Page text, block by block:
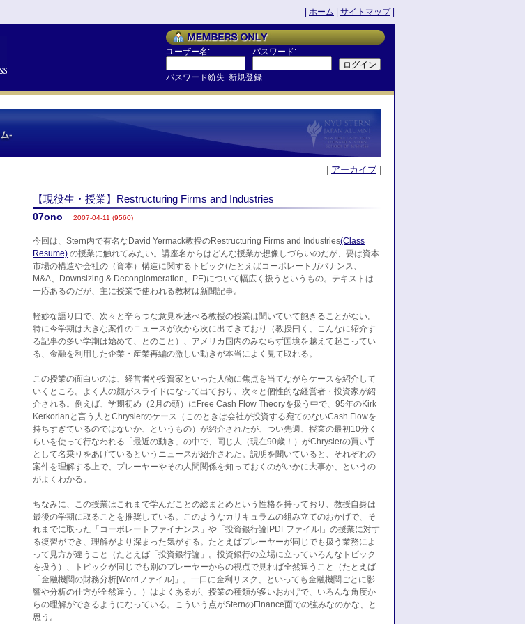
ホーム サイトマップ|
ユーザー名: パスワード:
パスワード紛失 新規登録
アーカイブ
【現役生・授業】Restructuring Firms and Industries
07ono 2007-04-11 (9560)
今回は、Stern内で有名なDavid Yermack教授のRestructuring Firms and Industries(Class
Resume) の授業に触れてみたい。講座名からはどんな授業か想像しづらいのだが、要は資本
市場の構造や会社の（資本）構造に関するトピック(たとえばコーポレートガバナンス、
M&A、Downsizing & Deconglomeration、PE)について幅広く扱うというもの。テキストは
一応あるのだが、主に授業で使われる教材は新聞記事。
軽妙な語り口で、次々と辛らつな意見を述べる教授の授業は聞いていて飽きることがない。
特に今学期は大きな案件のニュースが次から次に出てきており（教授曰く、こんなに紹介す
る記事の多い学期は始めて、とのこと）、アメリカ国内のみならず国境を越えて起こってい
る、金融を利用した企業・産業再編の激しい動きが本当によく見て取れる。
この授業の面白いのは、経営者や投資家といった人物に焦点を当てながらケースを紹介して
いくところ。よく人の顔がスライドになって出ており、次々と個性的な経営者・投資家が紹
介される。例えば、学期初め（2月の頭）にFree Cash Flow Theoryを扱う中で、95年のKirk
Kerkorianと言う人とChryslerのケース（このときは会社が投資する宛てのないCash Flowを
持ちすぎているのではないか、というもの）が紹介されたが、つい先週、授業の最初10分く
らいを使って行なわれる「最近の動き」の中で、同じ人（現在90歳！）がChryslerの買い手
として名乗りをあげているというニュースが紹介された。説明を聞いていると、それぞれの
案件を理解する上で、プレーヤーやその人間関係を知っておくのがいかに大事か、というの
がよくわかる。
ちなみに、この授業はこれまで学んだことの総まとめという性格を持っており、教授自身は
最後の学期に取ることを推奨している。このようなカリキュラムの組み立てのおかげで、そ
れまでに取った「コーポレートファイナンス」や「投資銀行論[PDFファイル]」の授業に対す
る復習ができ、理解がより深まった気がする。たとえばプレーヤーが同じでも扱う業務によ
って見方が違うこと（たとえば「投資銀行論」。投資銀行の立場に立っていろんなトピック
を扱う）、トピックが同じでも別のプレーヤーからの視点で見れば全然違うこと（たとえば
「金融機関の財務分析[Wordファイル]」。一口に金利リスク、といっても金融機関ごとに影
響や分析の仕方が全然違う。）はよくあるが、授業の種類が多いおかげで、いろんな角度か
らの理解ができるようになっている。こういう点がSternのFinance面での強みなのかな、と
思う。